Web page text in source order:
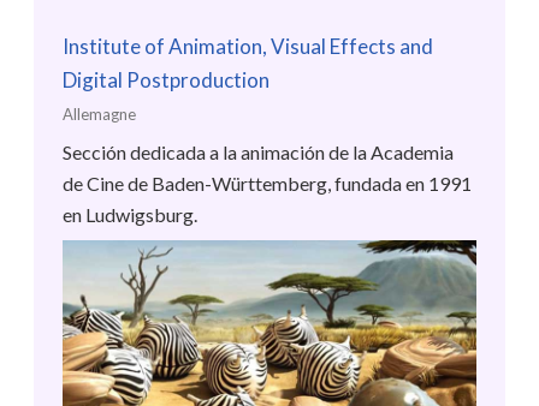
Institute of Animation, Visual Effects and
Digital Postproduction
Allemagne
Sección dedicada a la animación de la Academia
de Cine de Baden-Württemberg, fundada en 1991
en Ludwigsburg.